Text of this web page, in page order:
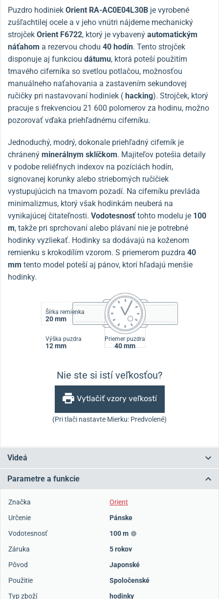
Puzdro hodiniek Orient RA-AC0E04L30B je vyrobené
zušľachtilej ocele a v jeho vnútri nájdeme mechanický
strojček Orient F6722, ktorý je vybavený automatickým
náťahom a rezervou chodu 40 hodín. Tento strojček
disponuje aj funkciou dátumu, ktorá poteší použitím
tmavého ciferníka so svetlou potlačou, možnosťou
manuálneho naťahovania a zastavením sekundovej
ručičky pri nastavovaní hodiniek ( hacking). Strojček, ktorý
pracuje s frekvenciou 21 600 polomerov za hodinu, možno
pozorovať vďaka priehľadnému ciferníku.
Jednoduchý, modrý, dokonale priehľadný ciferník je
chránený minerálnym sklíčkom. Majiteľov potešia detaily
v podobe reliéfnych indexov na pozíciách hodín,
signovanej korunky alebo strieborných ručičiek
vystupujúcich na tmavom pozadí. Na ciferníku prevláda
minimalizmus, ktorý však hodinkám neuberá na
vynikajúcej čitateľnosti. Vodotesnosťtohto modelu je 100
m, takže pri sprchovaní alebo plávaní nie je potrebné
hodinky vyzliekať. Hodinky sa dodávajú na koženom
remienku s krokodílím vzorom. S priemerom puzdra 40
mm tento model poteší aj pánov, ktorí hľadajú menšie
hodinky.
Šírka remienka
20 mm
Výška puzdra
12 mm
Priemer puzdra
40 mm
Nie ste si istí veľkosťou?
Vytlačiť vzory veľkostí
(Pri tlači nastavte Mierku: Predvolené)
Videá
Parametre a funkcie
Značka
Orient
Určenie
Pánske
Vodotesnosť
100 m
Záruka
5 rokov
Pôvod
Japonské
Použitie
Spoločenské
Typ zboží
hodinky